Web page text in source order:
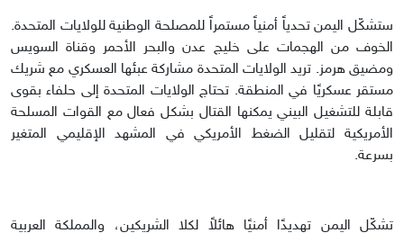
ستشكّل اليمن تحدياً أمنياً مستمراً للمصلحة الوطنية للولايات المتحدة.
الخوف من الهجمات على خليج عدن والبحر الأحمر وقناة السويس
ومضيق هرمز. تريد الولايات المتحدة مشاركة عبئها العسكري مع شريك
مستقر عسكريًا في المنطقة. تحتاج الولايات المتحدة إلى حلفاء بقوى
قابلة للتشغيل البيني يمكنها القتال بشكل فعال مع القوات المسلحة
الأمريكية لتقليل الضغط الأمريكي في المشهد الإقليمي المتغير
بسرعة.
تشكّل اليمن تهديدًا أمنيًا هائلاً لكلا الشريكين، والمملكة العربية